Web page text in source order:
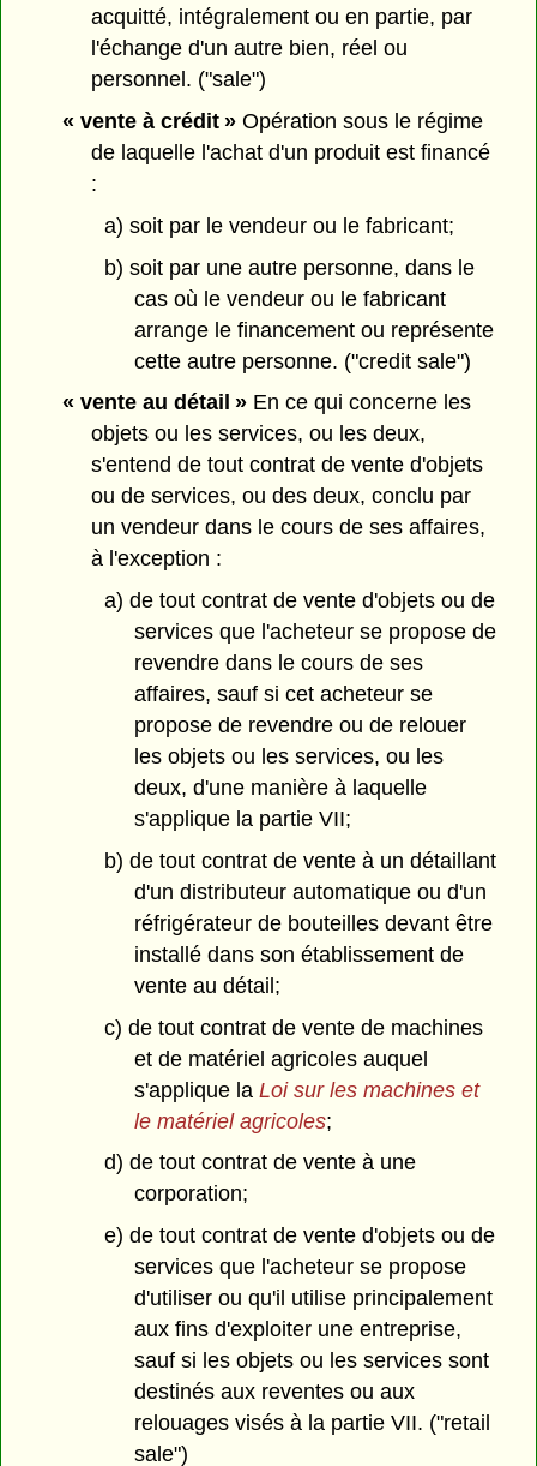
acquitté, intégralement ou en partie, par
l'échange d'un autre bien, réel ou
personnel. ("sale")
« vente à crédit »Opération sous le régime
de laquelle l'achat d'un produit est financé
:
a) soit par le vendeur ou le fabricant;
b) soit par une autre personne, dans le
cas où le vendeur ou le fabricant
arrange le financement ou représente
cette autre personne. ("credit sale")
« vente au détail »En ce qui concerne les
objets ou les services, ou les deux,
s'entend de tout contrat de vente d'objets
ou de services, ou des deux, conclu par
un vendeur dans le cours de ses affaires,
à l'exception :
a) de tout contrat de vente d'objets ou de
services que l'acheteur se propose de
revendre dans le cours de ses
affaires, sauf si cet acheteur se
propose de revendre ou de relouer
les objets ou les services, ou les
deux, d'une manière à laquelle
s'applique la partie VII;
b) de tout contrat de vente à un détaillant
d'un distributeur automatique ou d'un
réfrigérateur de bouteilles devant être
installé dans son établissement de
vente au détail;
c) de tout contrat de vente de machines
et de matériel agricoles auquel
s'applique la Loi sur les machines et
le matériel agricoles;
d) de tout contrat de vente à une
corporation;
e) de tout contrat de vente d'objets ou de
services que l'acheteur se propose
d'utiliser ou qu'il utilise principalement
aux fins d'exploiter une entreprise,
sauf si les objets ou les services sont
destinés aux reventes ou aux
relouages visés à la partie VII. ("retail
sale")